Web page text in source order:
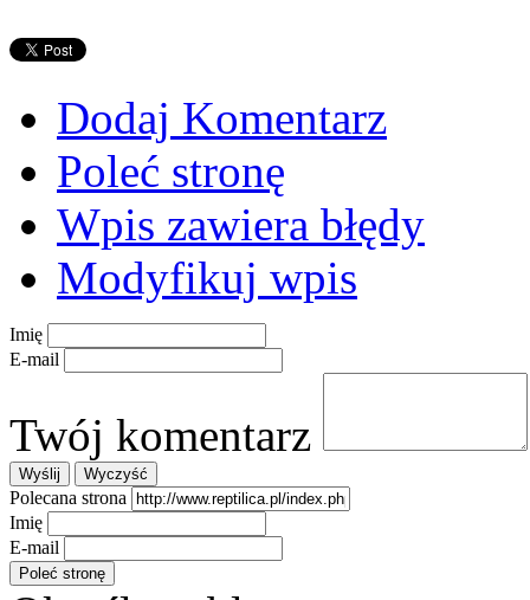
Dodaj Komentarz
Poleć stronę
Wpis zawiera błędy
Modyfikuj wpis
Imię
E-mail
Twój komentarz
Polecana strona
Imię
E-mail